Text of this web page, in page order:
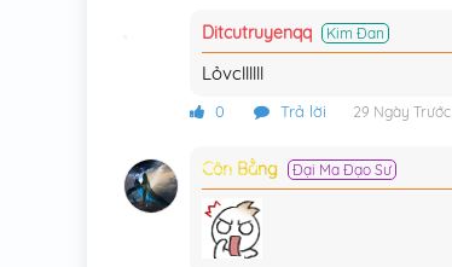
Ditcutruyenqq Kim Đan
Lỏvcllllll
0 Trả lời 29 Ngày Trước
Côn Bằng Đại Ma Đạo Sư